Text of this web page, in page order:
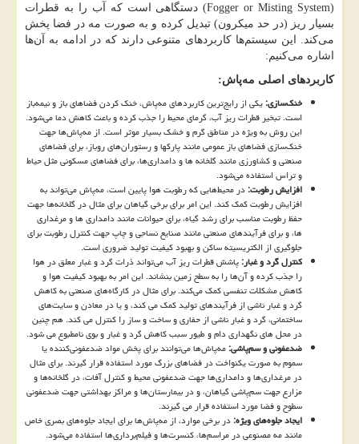
(
Fogger or Misting System) دستگاهی است که آب را به قطرات
بسیار ریز (در حد میکرون) تبدیل کرده و به صورت مه در فضا پخش
می‌کند. این سیستم‌ها کاربردهای متنوعی دارند که در ادامه به آن‌ها
اشاره می‌کنیم:
کاربردهای اصلی مه‌پاش:
خنک‌سازی:یکی از رایج‌ترین کاربردهای مه‌پاش، خنک کردن فضاهای باز و نیمه‌باز
است. تبخیر قطرات ریز آب، گرمای محیط را جذب کرده و باعث کاهش دما می‌شود.
این روش به ویژه در مناطق گرم و خشک بسیار موثر است. از مه‌پاش‌ها جهت
خنک‌سازی فضاهای باز عمومی مانند پارکها و رستوران‌های روباز، برای فضاهای
صنعتی و کشاورزی مانند گلخانه ها و دامداری‌ها، برای فضاهای مسکونی مثل حیاط
و تراس استفاده می‌شود.
افزایش رطوبت:در محیط‌هایی که رطوبت هوا پایین است، مه‌پاش می‌تواند به
افزایش رطوبت کمک کند. این امر برای برخی گیاهان برای مثال در گلخانه‌ها جهت
حفظ رطوبت مناسب برای رشد گیاه، برای حیوانات مانند دامداری ها و مرغداری
ها، و برای فرآیندهای صنعتی مانند صنایع نساجی و چاپ جهت کنترل رطوبت برای
جلوگیری از الکتریسیته ساکن و بهبود کیفیت تولید ضروری است.
کنترل گرد و غبار:پاشش قطرات ریز آب می‌تواند ذرات گرد و غبار معلق در هوا
را جذب کرده و آن‌ها را به سطح زمین بنشاند. این امر به بهبود کیفیت هوا و
کاهش مشکلات تنفسی کمک می‌کند. برای مثال در کارگاه‌های صنعتی به کاهش
گرد و غبار ناشی از فرآیندهای تولید کمک می کند، و یا در معادن و سایت‌های
ساختمانی، گرد و غبار ناشی از حفاری و ساخت و ساز را کنترل می کند. هم چنین
در محل های نگهداری دام و طیور سبب کاهش گرد و غبار و بوی نامطبوع می شود.
ضدعفونی و سم‌پاشی:مه‌پاش‌ها می‌توانند برای پخش مواد ضدعفونی‌کننده یا
سموم به صورت یکنواخت در فضاهای بزرگ مورد استفاده قرار گیرند. برای مثال
در مرغداری‌ها و دامداری‌ها جهت ضدعفونی محیط و کنترل آفات، در گلخانه‌ها و
مزارع جهت سم‌پاشی گیاهان، و در بیمارستان‌ها و مراکز بهداشتی جهت ضدعفونی
سطوح و فضا مورد استفاده قرار می گیرند.
ایجاد جلوه‌های ویژه:در برخی موارد، از مه‌پاش‌ها برای ایجاد جلوه‌های بصری خاص
مانند مه مصنوعی در مراسم‌ها، کنسرت‌ها و فیلم‌برداری‌ها استفاده می‌شود.